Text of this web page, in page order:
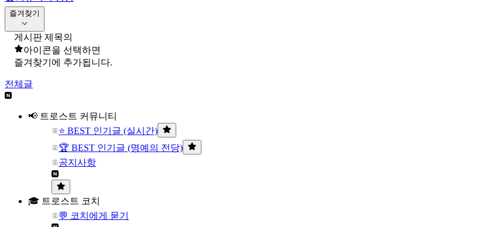
즐겨찾기
게시판 제목의
아이콘을 선택하면
즐겨찾기에 추가됩니다.
전체글
📢 트로스트 커뮤니티
⭐ BEST 인기글 (실시간)
🏆 BEST 인기글 (명예의 전당)
공지사항
🎓 트로스트 코치
💬 코치에게 묻기